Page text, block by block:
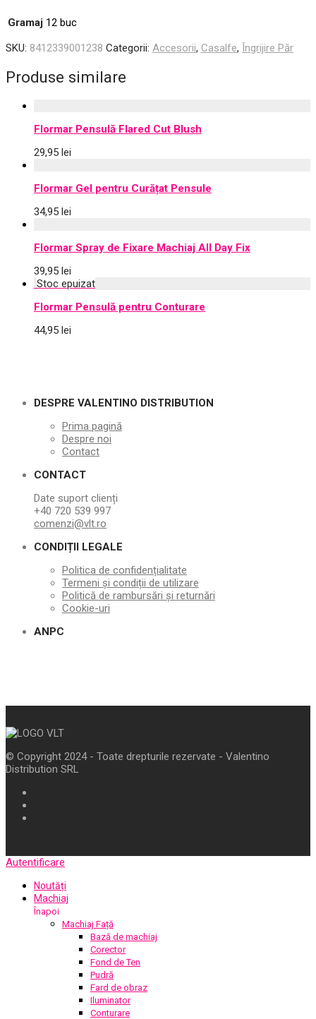
Gramaj 12 buc
SKU: 8412339001238 Categorii: Accesorii, Casalfe, Îngrijire Păr
Produse similare
Flormar Pensulă Flared Cut Blush
29,95 lei
Flormar Gel pentru Curățat Pensule
34,95 lei
Flormar Spray de Fixare Machiaj All Day Fix
39,95 lei
Flormar Pensulă pentru Conturare
44,95 lei
DESPRE VALENTINO DISTRIBUTION
Prima pagină
Despre noi
Contact
CONTACT
Date suport clienți
+40 720 539 997
comenzi@vlt.ro
CONDIȚII LEGALE
Politica de confidențialitate
Termeni și condiții de utilizare
Politică de rambursări și returnări
Cookie-uri
ANPC
© Copyright 2024 - Toate drepturile rezervate - Valentino
Distribution SRL
Autentificare
Noutăți
Machiaj
Înapoi
Machiaj Față
Bază de machiaj
Corector
Fond de Ten
Pudră
Fard de obraz
Iluminator
Conturare